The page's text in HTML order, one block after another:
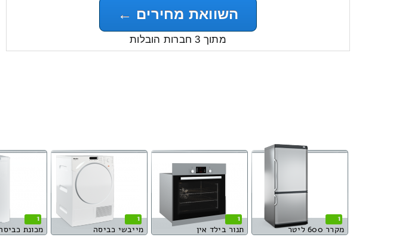
השוואת מחירים ←
מתוך 3 חברות הובלות
1
מקרר 600 ליטר
1
תנור בילד אין
1
מייבשי כביסה
1
מכונת